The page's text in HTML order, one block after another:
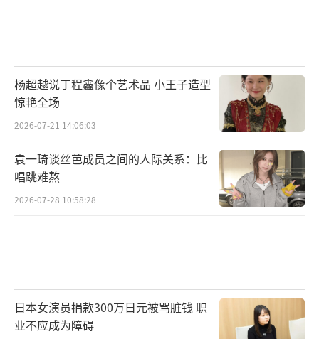
杨超越说丁程鑫像个艺术品 小王子造型
惊艳全场
2026-07-21 14:06:03
袁一琦谈丝芭成员之间的人际关系：比
唱跳难熬
2026-07-28 10:58:28
日本女演员捐款300万日元被骂脏钱 职
业不应成为障碍